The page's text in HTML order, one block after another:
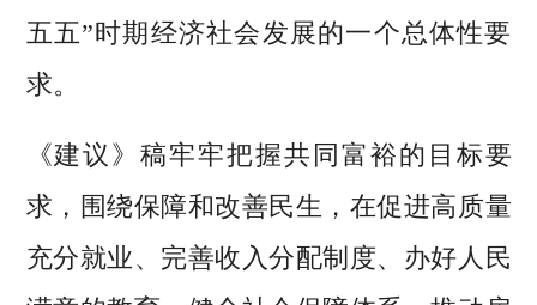
五五”时期经济社会发展的一个总体性要
求。
《建议》稿牢牢把握共同富裕的目标要
求，围绕保障和改善民生，在促进高质量
充分就业、完善收入分配制度、办好人民